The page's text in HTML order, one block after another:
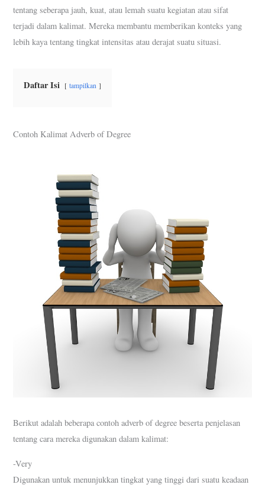
tentang seberapa jauh, kuat, atau lemah suatu kegiatan atau sifat
terjadi dalam kalimat. Mereka membantu memberikan konteks yang
lebih kaya tentang tingkat intensitas atau derajat suatu situasi.
Daftar Isi tampilkan
Contoh Kalimat Adverb of Degree
Berikut adalah beberapa contoh adverb of degree beserta penjelasan
tentang cara mereka digunakan dalam kalimat:
-Very
Digunakan untuk menunjukkan tingkat yang tinggi dari suatu keadaan